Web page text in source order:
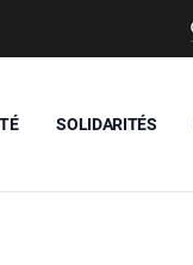
SOLIDARITÉS